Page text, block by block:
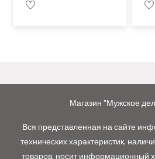
Магазин "Мужское
Вся представленная на сайте
технических характеристик,
товаров, носит информационный